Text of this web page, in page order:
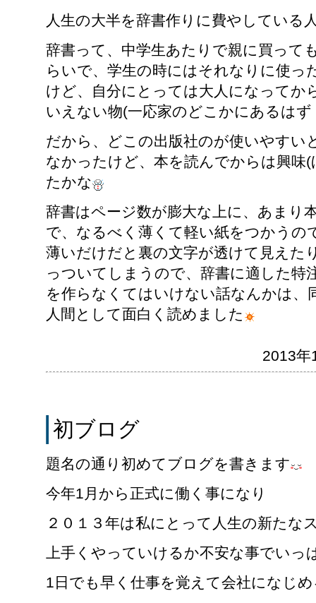
人生の大半を辞書作りに費やしている
辞書って、中学生あたりで親に買って
らいで、学生の時にはそれなりに使っ
けど、自分にとっては大人になってか
いえない物(一応家のどこかにあるは
だから、どこの出版社のが使いやすい
なかったけど、本を読んでからは興味
たかな
辞書はページ数が膨大な上に、あまり
で、なるべく薄くて軽い紙をつかうの
薄いだけだと裏の文字が透けて見えた
っついてしまうので、辞書に適した特
を作らなくてはいけない話なんかは、
人間として面白く読めました
2013年
初ブログ
題名の通り初めてブログを書きます
今年1月から正式に働く事になり
２０１３年は私にとって人生の新たな
上手くやっていけるか不安な事でいっ
1日でも早く仕事を覚えて会社になじ